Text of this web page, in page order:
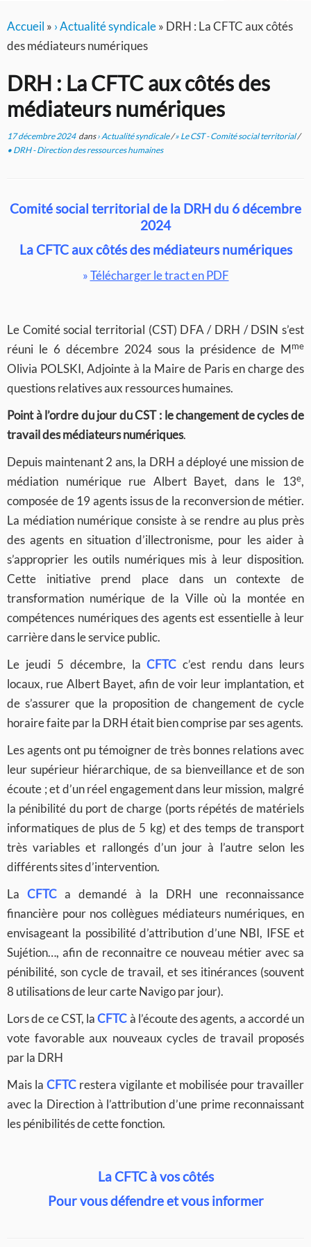
Accueil » › Actualité syndicale» DRH : La CFTC aux côtés
des médiateurs numériques
DRH : La CFTC aux côtés des
médiateurs numériques
17 décembre 2024dans› Actualité syndicale/» Le CST - Comité social territorial/
• DRH - Direction des ressources humaines
Comité social territorial de la DRH du 6 décembre
2024
La CFTC aux côtés des médiateurs numériques
»Télécharger le tract en PDF
Le Comité social territorial (CST) DFA / DRH / DSIN s’est
réuni le 6 décembre 2024 sous la présidence de Mme
Olivia POLSKI, Adjointe à la Maire de Paris en charge des
questions relatives aux ressources humaines.
Point à l’ordre du jour du CST : le changement de cycles de
travail des médiateurs numériques.
Depuis maintenant 2 ans, la DRH a déployé une mission de
médiation numérique rue Albert Bayet, dans le 13e,
composée de 19 agents issus de la reconversion de métier.
La médiation numérique consiste à se rendre au plus près
des agents en situation d’illectronisme, pour les aider à
s’approprier les outils numériques mis à leur disposition.
Cette initiative prend place dans un contexte de
transformation numérique de la Ville où la montée en
compétences numériques des agents est essentielle à leur
carrière dans le service public.
Le jeudi 5 décembre, laCFTC c’est rendu dans leurs
locaux, rue Albert Bayet, afin de voir leur implantation, et
de s’assurer que la proposition de changement de cycle
horaire faite par la DRH était bien comprise par ses agents.
Les agents ont pu témoigner de très bonnes relations avec
leur supérieur hiérarchique, de sa bienveillance et de son
écoute ; et d’un réel engagement dans leur mission, malgré
la pénibilité du port de charge (ports répétés de matériels
informatiques de plus de 5 kg) et des temps de transport
très variables et rallongés d’un jour à l’autre selon les
différents sites d’intervention.
LaCFTC a demandé à la DRH une reconnaissance
financière pour nos collègues médiateurs numériques, en
envisageant la possibilité d’attribution d’une NBI, IFSE et
Sujétion…, afin de reconnaitre ce nouveau métier avec sa
pénibilité, son cycle de travail, et ses itinérances (souvent
8 utilisations de leur carte Navigo par jour).
Lors de ce CST, laCFTCà l’écoute des agents, a accordé un
vote favorable aux nouveaux cycles de travail proposés
par la DRH
Mais la CFTC restera vigilante et mobilisée pour travailler
avec la Direction à l’attribution d’une prime reconnaissant
les pénibilités de cette fonction.
La CFTC à vos côtés
Pour vous défendre et vous informer